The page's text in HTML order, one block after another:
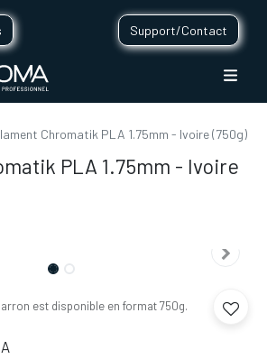
Support/Contact
Chromatik PLA 1.75mm - Ivoire (750g)
PLA 1.75mm - Ivoire
est disponible en format 750g.